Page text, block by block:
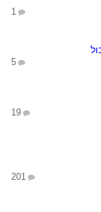
1
5
19
201